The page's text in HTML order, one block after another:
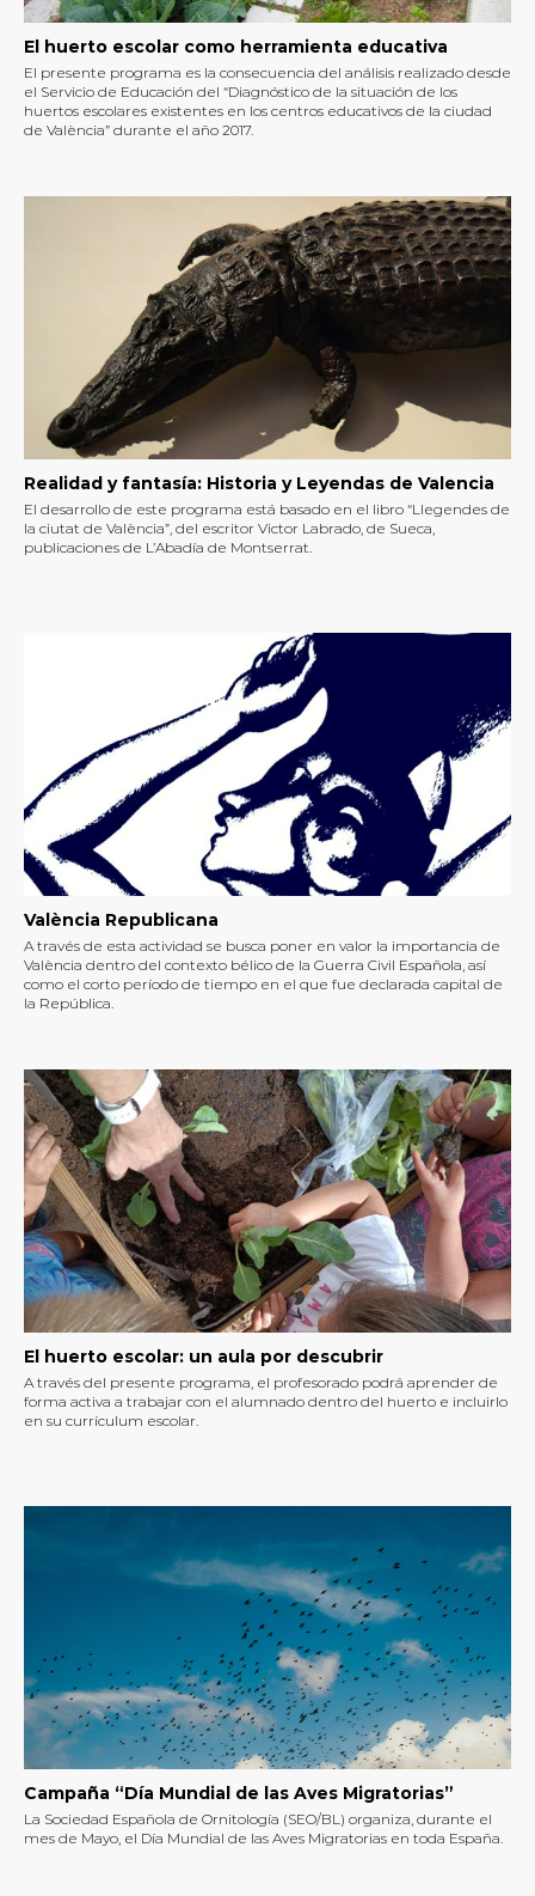
El huerto escolar como herramienta educativa
El presente programa es la consecuencia del análisis realizado desde
el Servicio de Educación del “Diagnóstico de la situación de los
huertos escolares existentes en los centros educativos de la ciudad
de València” durante el año 2017.
Realidad y fantasía: Historia y Leyendas de Valencia
El desarrollo de este programa está basado en el libro “Llegendes de
la ciutat de València”, del escritor Victor Labrado, de Sueca,
publicaciones de L’Abadía de Montserrat.
València Republicana
A través de esta actividad se busca poner en valor la importancia de
València dentro del contexto bélico de la Guerra Civil Española, así
como el corto período de tiempo en el que fue declarada capital de
la República.
El huerto escolar: un aula por descubrir
A través del presente programa, el profesorado podrá aprender de
forma activa a trabajar con el alumnado dentro del huerto e incluirlo
en su currículum escolar.
Campaña “Día Mundial de las Aves Migratorias”
La Sociedad Española de Ornitología (SEO/BL) organiza, durante el
mes de Mayo, el Día Mundial de las Aves Migratorias en toda España.